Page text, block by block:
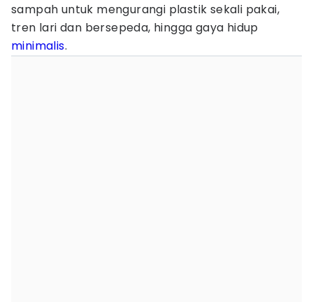
sampah untuk mengurangi plastik sekali pakai,
tren lari dan bersepeda, hingga gaya hidup
minimalis.